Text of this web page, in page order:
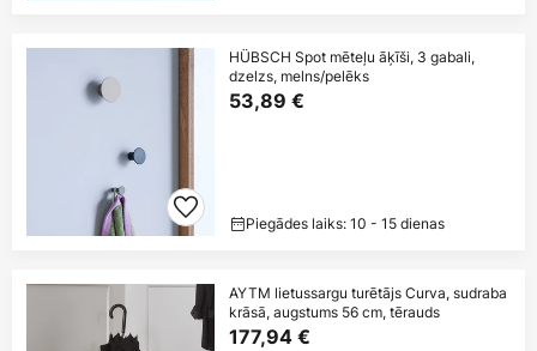
HÜBSCH Spot mēteļu āķīši, 3 gabali,
dzelzs, melns/pelēks
53,89 €
Piegādes laiks: 10 - 15 dienas
AYTM lietussargu turētājs Curva, sudraba
krāsā, augstums 56 cm, tērauds
177,94 €